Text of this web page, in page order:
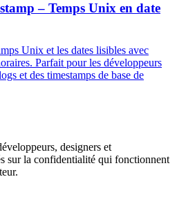
– Temps Unix en date
Unix et les dates lisibles avec
Parfait pour les développeurs
et des timestamps de base de
designers et
sur la confidentialité qui fonctionnent